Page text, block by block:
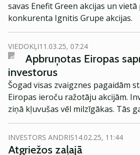
savas Enefit Green akcijas un
konkurenta Ignitis Grupe akcijas.
VIEDOKĻI11.03.25, 07:24
Apbruņotas Eiropas
investorus
Šogad visas zvaigznes pagaidām
Eiropas ieroču ražotāju akcijām.
ziņā kļuvušas vēl milzīgākas. Tās
attaisnot.
INVESTORS ANDRIS14.02.25, 11:44
Atgriežos zaļajā